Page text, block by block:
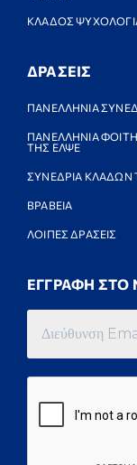
ΚΛΑΔΟΣ
ΔΡΑΣΕΙΣ
ΠΑΝΕΛΛΗΝΙΑ
ΠΑΝΕΛΛΗΝΙΑ
ΤΗΣ ΕΛΨΕ
ΣΥΝΕΔΡΙΑ ΚΛΑΔΩΝ
ΒΡΑΒΕΙΑ
ΛΟΙΠΕΣ ΔΡΑΣΕΙΣ
ΕΓΓΡΑΦΗ ΣΤΟ